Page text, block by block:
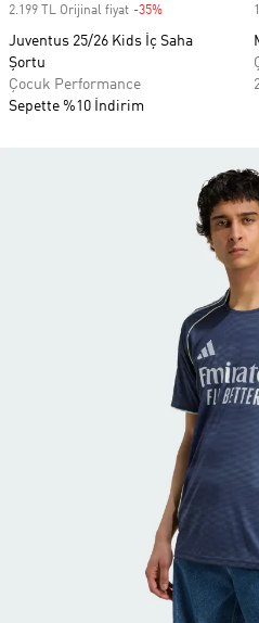
2.199 TL Orijinal fiyat -35%
Juventus 25/26 Kids İç Saha
Şortu
Çocuk Performance
Sepette %10 İndirim